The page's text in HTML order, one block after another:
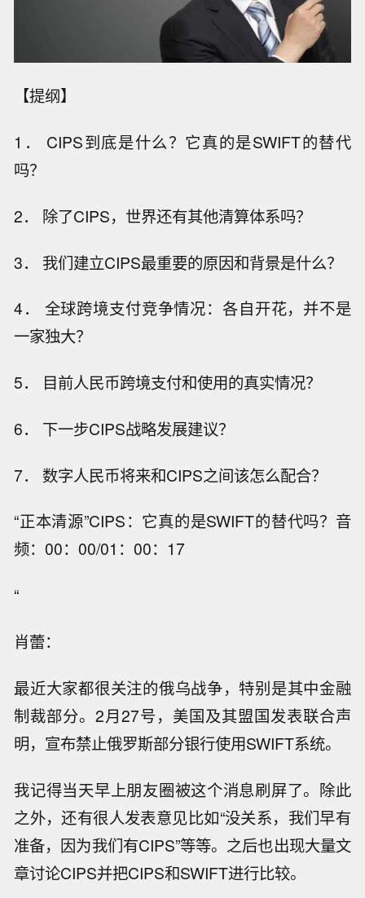
【提纲】
1． CIPS到底是什么？它真的是SWIFT的替代
吗？
2． 除了CIPS，世界还有其他清算体系吗？
3． 我们建立CIPS最重要的原因和背景是什么？
4． 全球跨境支付竞争情况：各自开花，并不是
一家独大？
5． 目前人民币跨境支付和使用的真实情况？
6． 下一步CIPS战略发展建议？
7． 数字人民币将来和CIPS之间该怎么配合？
“正本清源”CIPS：它真的是SWIFT的替代吗？音
频：00：00/01：00：17
“
肖蕾：
最近大家都很关注的俄乌战争，特别是其中金融
制裁部分。2月27号，美国及其盟国发表联合声
明，宣布禁止俄罗斯部分银行使用SWIFT系统。
我记得当天早上朋友圈被这个消息刷屏了。除此
之外，还有很人发表意见比如“没关系，我们早有
准备，因为我们有CIPS”等等。之后也出现大量文
章讨论CIPS并把CIPS和SWIFT进行比较。